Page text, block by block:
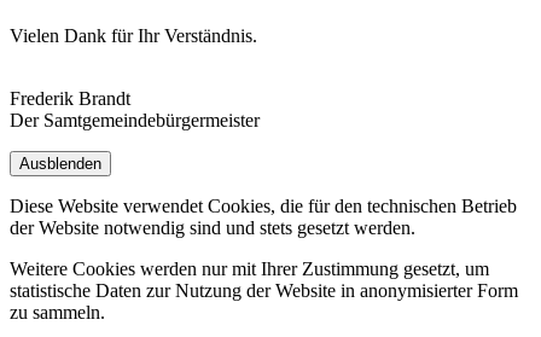
Vielen Dank für Ihr Verständnis.
Frederik Brandt
Der Samtgemeindebürgermeister
Ausblenden
Diese Website verwendet Cookies, die für den technischen Betrieb
der Website notwendig sind und stets gesetzt werden.
Weitere Cookies werden nur mit Ihrer Zustimmung gesetzt, um
statistische Daten zur Nutzung der Website in anonymisierter Form
zu sammeln.